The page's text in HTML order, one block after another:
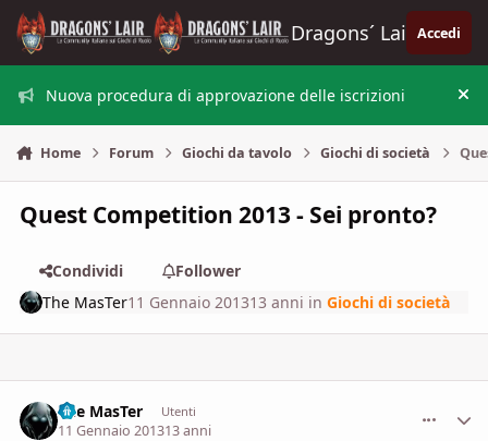
Vai al contenuto
Dragons´ Lair Accedi
Nuova procedura di approvazione delle iscrizioni
Home Forum Giochi da tavolo Giochi di società
Quest Competition 2013 - Sei pronto?
Condividi
Follower
The MasTer11 Gennaio 201313 anni inGiochi di società
The MasTer Utenti
11 Gennaio 201313 anni